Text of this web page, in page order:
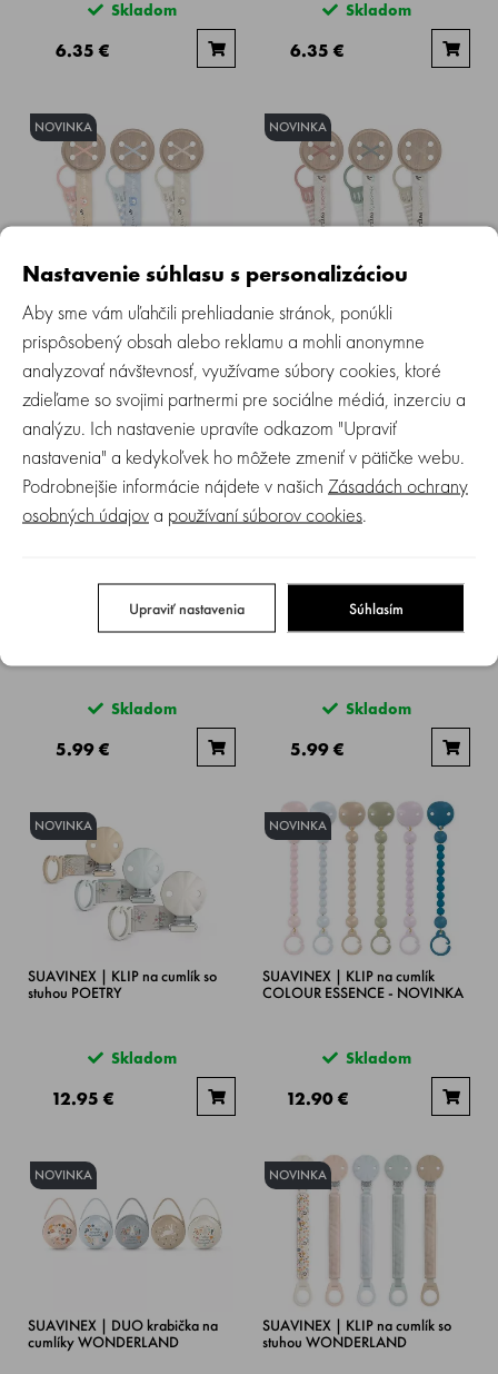
Skladom
6.35 €
Skladom
6.35 €
NOVINKA
SUAVINEX | Klip na cumlík so
Skladom
7.99 €
NOVINKA
SUAVINEX | Klip na cumlík so
Skladom
7.99 €
NOVINKA
SUAVINEX | Klip na cumlík WILD
Skladom
5.99 €
NOVINKA
SUAVINEX | Klip na cumlík
Skladom
5.99 €
NOVINKA
SUAVINEX | KLIP na cumlík so
stuhou POETRY
Skladom
12.95 €
NOVINKA
SUAVINEX | KLIP na cumlík
COLOUR ESSENCE - NOVINKA
Skladom
12.90 €
NOVINKA
SUAVINEX | DUO krabička na
cumlíky WONDERLAND
NOVINKA
SUAVINEX | KLIP na cumlík so
stuhou WONDERLAND
Nastavenie súhlasu s personalizáciou
Aby sme vám uľahčili prehliadanie stránok, ponúkli
prispôsobený obsah alebo reklamu a mohli anonymne
analyzovať návštevnosť, využívame súbory cookies, ktoré
zdieľame so svojimi partnermi pre sociálne médiá, inzerciu a
analýzu. Ich nastavenie upravíte odkazom "Upraviť
nastavenia" a kedykoľvek ho môžete zmeniť v pätičke webu.
Podrobnejšie informácie nájdete v našich Zásadách ochrany
osobných údajova používaní súborov cookies.
Upraviť nastavenia Súhlasím